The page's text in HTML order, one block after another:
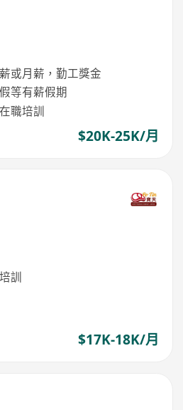
或月薪，勤工獎金
等有薪假期
職培訓
$20K-25K/月
訓
$17K-18K/月